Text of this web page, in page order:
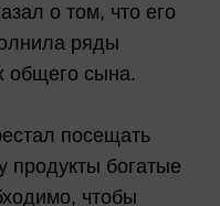
о том, что его
ряды
общего сына.
посещать
продукты богатые
чтобы